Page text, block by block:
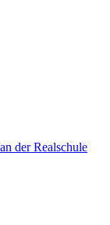
der Realschule